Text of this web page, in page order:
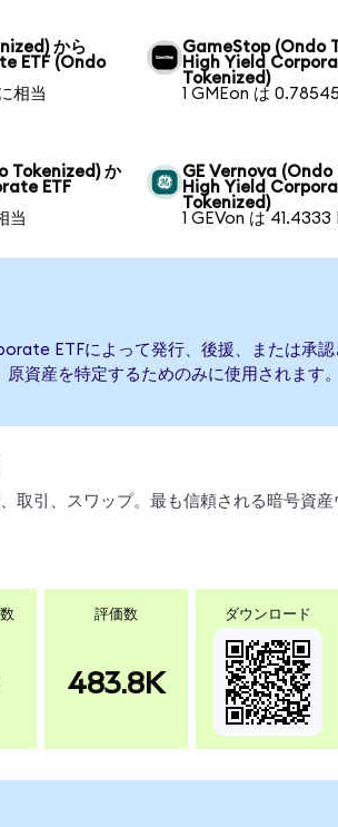
から
ETF (Ondo
相当
GameStop (Ondo
High Yield
Tokenized)
1 GMEon は
Tokenized) か
ETF
当
GE Vernova
High Yield
Tokenized)
1 GEVon は 41.4333
ETFによって発行、後援、または承
資産を特定するためのみに使用されます。
取引、スワップ。最も信頼される暗号資産
評価数
483.8K
ダウンロード